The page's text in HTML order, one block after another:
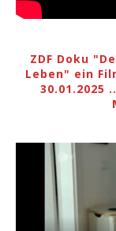
ZDF Doku
Leben" ein
30.01.2025